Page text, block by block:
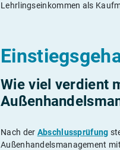
Lehrlingseinkommen als
Wie viel verdient
Nach der Abschlussprüfung
Außenhandelsmanagement